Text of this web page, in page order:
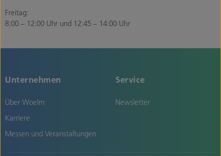
Freitag:
8:00 – 12:00 Uhr und 12:45 – 14:00 Uhr
Unternehmen
Über Woelm
Karriere
Messen und Veranstaltungen
Service
Newsletter